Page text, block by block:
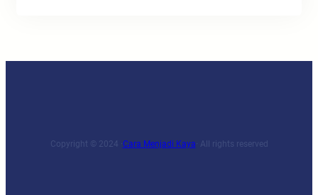
Copyright © 2024 ·Cara Menjadi Kaya· All rights reserved